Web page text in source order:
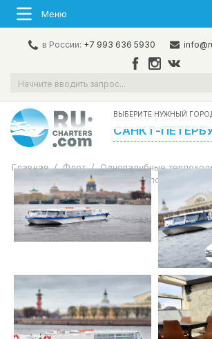
Меню
в России: +7 993 636 5930
ВЫБЕРИТЕ НУЖНЫЙ
САНКТ-
Главная / Флот / Однопалубные
Аренда теплохода в СПб